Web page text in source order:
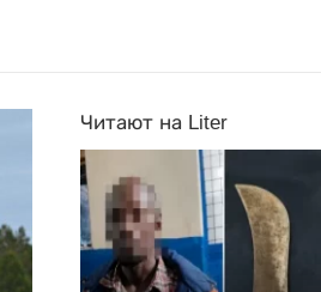
Читают на Liter